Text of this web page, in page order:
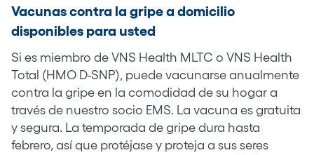
Vacunas contra la gripe a domicilio
disponibles para usted
Si es miembro de VNS Health MLTC o VNS Health
Total (HMO D-SNP), puede vacunarse anualmente
contra la gripe en la comodidad de su hogar a
través de nuestro socio EMS. La vacuna es gratuita
y segura. La temporada de gripe dura hasta
febrero, así que protéjase y proteja a sus seres